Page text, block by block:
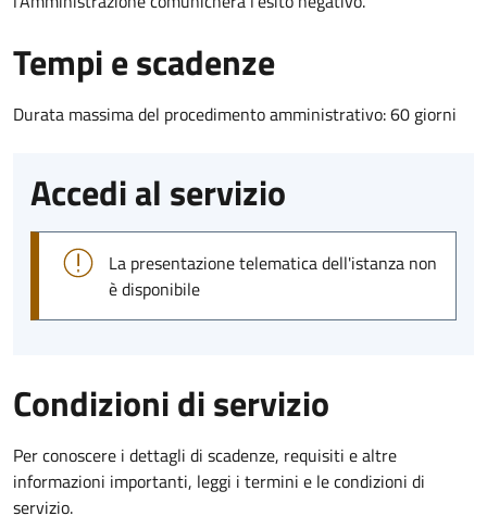
Tempi e scadenze
Durata massima del procedimento amministrativo: 60 giorni
Accedi al servizio
La presentazione telematica dell'istanza non
è disponibile
Condizioni di servizio
Per conoscere i dettagli di scadenze, requisiti e altre
informazioni importanti, leggi i termini e le condizioni di
servizio.